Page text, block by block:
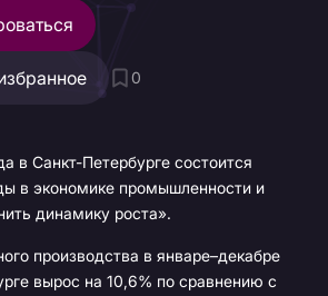
0
в Санкт-Петербурге состоится
в экономике промышленности и
динамику роста».
производства в январе–декабре
вырос на 10,6% по сравнению с